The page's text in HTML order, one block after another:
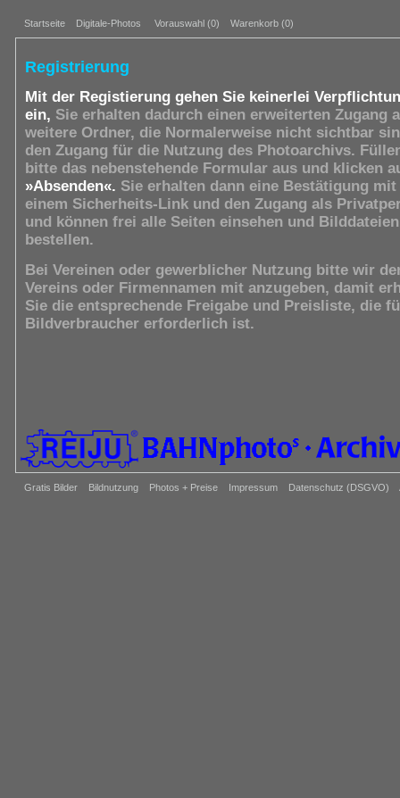
Startseite Digitale-Photos Vorauswahl (0) Warenkorb (0)
Gratis Bilder Bildnutzung Photos + Preise Impressum Datenschutz (DSGVO)
Registrierung
Mit der Registierung gehen Sie keinerlei
ein, Sie erhalten dadurch einen erweiterten Zugang
weitere Ordner, die Normalerweise nicht sichtbar
den Zugang für die Nutzung des Photoarchivs.
bitte das nebenstehende Formular aus und klicken
»Absenden«. Sie erhalten dann eine Bestätigung mit
einem Sicherheits-Link und den Zugang als
und können frei alle Seiten einsehen und Bilddateien
bestellen.
Bei Vereinen oder gewerblicher Nutzung bitte wir
Vereins oder Firmennamen mit anzugeben, damit
Sie die entsprechende Freigabe und Preisliste, die
Bildverbraucher erforderlich ist.